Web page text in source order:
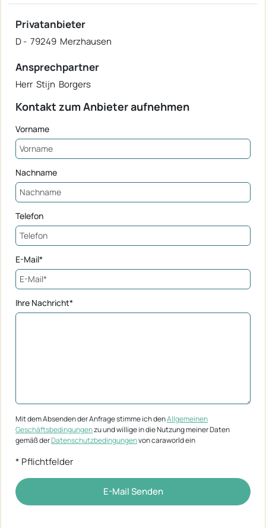
Privatanbieter
D - 79249 Merzhausen
Ansprechpartner
Herr Stijn Borgers
Kontakt zum Anbieter aufnehmen
Vorname
Nachname
Telefon
E-Mail*
Ihre Nachricht*
Mit dem Absenden der Anfrage stimme ich denAllgemeinen
Geschäftsbedingungenzu und willige in die Nutzung meiner Daten
gemäß derDatenschutzbedingungenvon caraworld ein
* Pflichtfelder
E-Mail Senden